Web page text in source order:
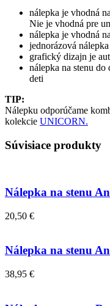
nálepka je vhodná
Nie je vhodná pre
nálepka je vhodná
jednorázová
grafický dizajn je
nálepka na stenu do
deti
TIP:
Nálepku odporúčame
kolekcie UNICORN.
Súvisiace produkty
Nálepka na stenu
20,50 €
Nálepka na stenu
38,95 €